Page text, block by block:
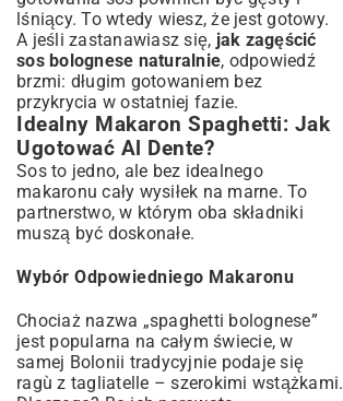
lśniący. To wtedy wiesz, że jest gotowy.
A jeśli zastanawiasz się, jak zagęścić
sos bolognese naturalnie, odpowiedź
brzmi: długim gotowaniem bez
przykrycia w ostatniej fazie.
Idealny Makaron Spaghetti: Jak
Ugotować Al Dente?
Sos to jedno, ale bez idealnego
makaronu cały wysiłek na marne. To
partnerstwo, w którym oba składniki
muszą być doskonałe.
Wybór Odpowiedniego Makaronu
Chociaż nazwa „spaghetti bolognese”
jest popularna na całym świecie, w
samej Bolonii tradycyjnie podaje się
ragù z tagliatelle – szerokimi wstążkami.